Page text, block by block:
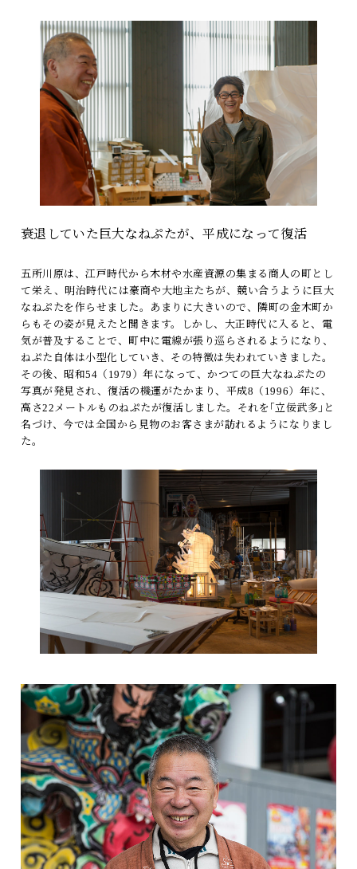
衰退していた巨大なねぷたが、平成になって復活
五所川原は、江戸時代から木材や水産資源の集まる商人の町とし
て栄え、明治時代には豪商や大地主たちが、競い合うように巨大
なねぷたを作らせました。あまりに大きいので、隣町の金木町か
らもその姿が見えたと聞きます。しかし、大正時代に入ると、電
気が普及することで、町中に電線が張り巡らされるようになり、
ねぷた自体は小型化していき、その特徴は失われていきました。
その後、昭和54（1979）年になって、かつての巨大なねぷたの
写真が発見され、復活の機運がたかまり、平成8（1996）年に、
高さ22メートルものねぷたが復活しました。それを｢立佞武多｣と
名づけ、今では全国から見物のお客さまが訪れるようになりまし
た。